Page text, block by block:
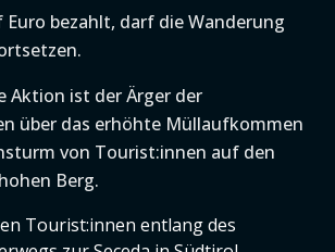
bezahlt, darf die Wanderung
Aktion ist der Ärger der
über das erhöhte Müllaufkommen
von Tourist:innen auf den
Berg.
Tourist:innen entlang des